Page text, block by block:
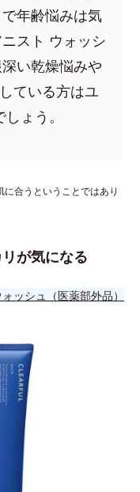
年齢悩みは気
スト ウォッシ
い乾燥悩みや
ている方はユ
ょう。
合うということではあり
が気になる
ッシュ（医薬部外品）